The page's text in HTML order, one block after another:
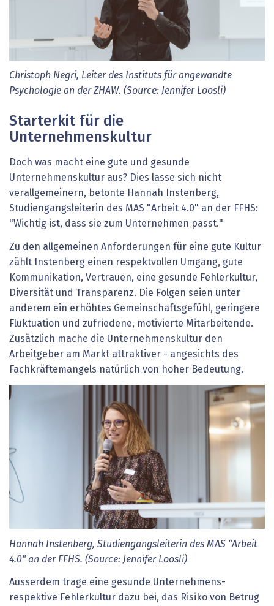
Christoph Negri, Leiter des Instituts für angewandte
Psychologie an der ZHAW. (Source: Jennifer Loosli)
Starterkit für die
Unternehmenskultur
Doch was macht eine gute und gesunde
Unternehmenskultur aus? Dies lasse sich nicht
verallgemeinern, betonte Hannah Instenberg,
Studiengangsleiterin des MAS "Arbeit 4.0" an der FFHS:
"Wichtig ist, dass sie zum Unternehmen passt."
Zu den allgemeinen Anforderungen für eine gute Kultur
zählt Instenberg einen respektvollen Umgang, gute
Kommunikation, Vertrauen, eine gesunde Fehlerkultur,
Diversität und Transparenz. Die Folgen seien unter
anderem ein erhöhtes Gemeinschaftsgefühl, geringere
Fluktuation und zufriedene, motivierte Mitarbeitende.
Zusätzlich mache die Unternehmenskultur den
Arbeitgeber am Markt attraktiver - angesichts des
Fachkräftemangels natürlich von hoher Bedeutung.
Hannah Instenberg, Studiengangsleiterin des MAS "Arbeit
4.0" an der FFHS. (Source: Jennifer Loosli)
Ausserdem trage eine gesunde Unternehmens-
respektive Fehlerkultur dazu bei, das Risiko von Betrug